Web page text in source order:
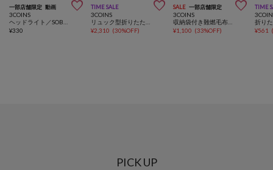
一部店舗限定 動画 
3COINS
¥330
TIME SALE 
3COINS
¥2,310 (30%OFF)
SALE 一部店舗限定 
3COINS
収納袋付き難燃毛布：150×130cm／SOBANI
¥1,100 (33%OFF)
TIME
¥561
PICK UP